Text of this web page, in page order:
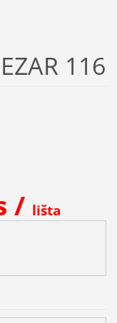
116
/ lišta